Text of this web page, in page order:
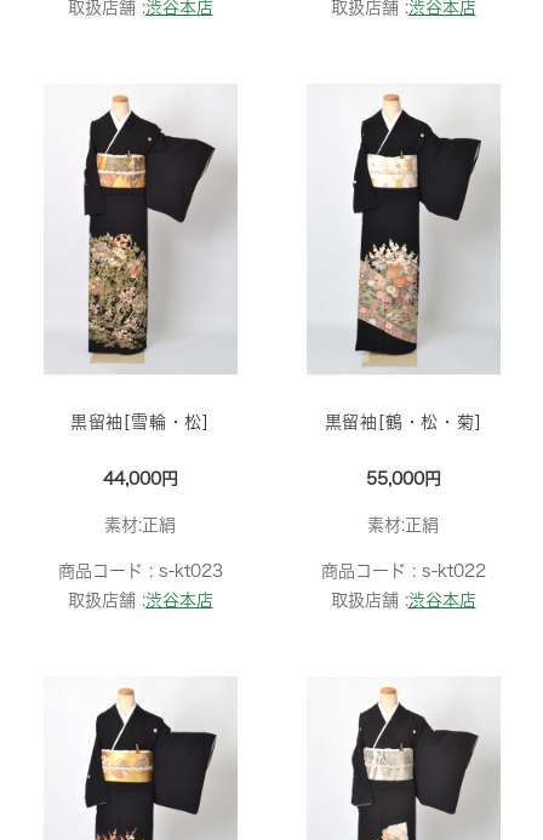
取扱店舗 :渋谷本店 取扱店舗 :渋谷本店
黒留袖[雪輪・松]
44,000円
素材:正絹
商品コード : s-kt023
取扱店舗 :渋谷本店
黒留袖[鶴・松・菊]
55,000円
素材:正絹
商品コード : s-kt022
取扱店舗 :渋谷本店